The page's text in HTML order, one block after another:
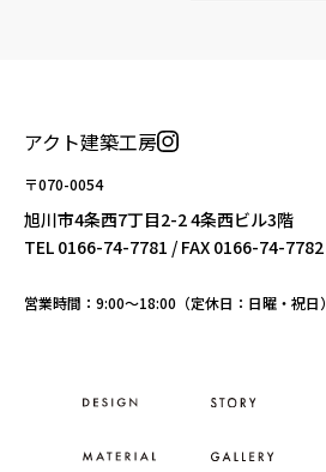
アクト建築工房
〒070-0054
旭川市4条西7丁目2-2 4条西ビル3階
TEL 0166-74-7781 / FAX 0166-74-7782
営業時間：9:00〜18:00（定休日：日曜・祝日）